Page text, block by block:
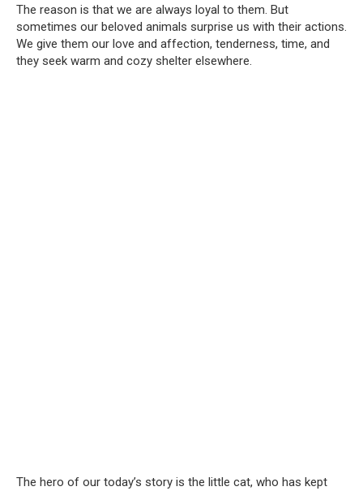
The reason is that we are always loyal to them. But
sometimes our beloved animals surprise us with their actions.
We give them our love and affection, tenderness, time, and
they seek warm and cozy shelter elsewhere.
The hero of our today’s story is the little cat, who has kept